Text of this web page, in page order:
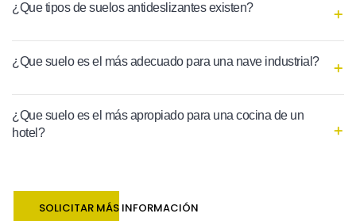
¿Que tipos de suelos antideslizantes existen?
¿Que suelo es el más adecuado para una nave industrial?
¿Que suelo es el más apropiado para una cocina de un
hotel?
SOLICITAR MÁS INFORMACIÓN